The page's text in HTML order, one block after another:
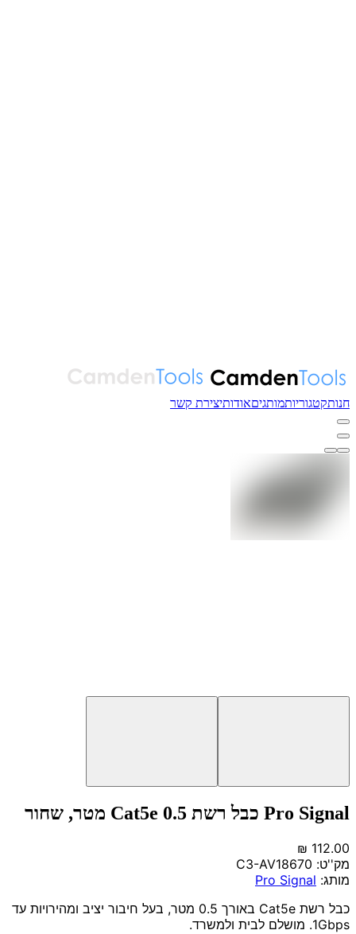
חנותקטגוריותמותגיםאודותיצירת קשר
Pro Signal כבל רשת Cat5e 0.5 מטר, שחור
מק''ט: C3-AV18670
מותג: Pro Signal
כבל רשת Cat5e באורך 0.5 מטר, בעל חיבור יציב ומהירויות עד
1Gbps. מושלם לבית ולמשרד.